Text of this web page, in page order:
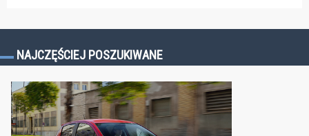
NAJCZĘŚCIEJ POSZUKIWANE